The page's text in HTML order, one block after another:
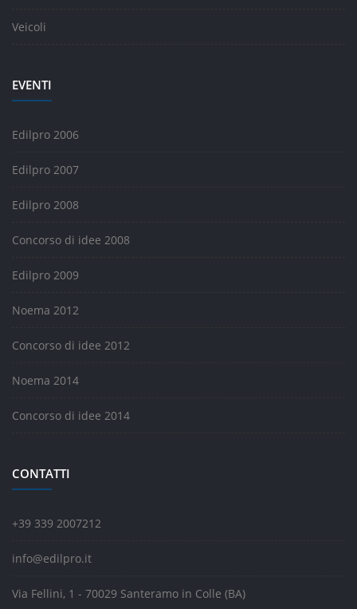
Veicoli
EVENTI
Edilpro 2006
Edilpro 2007
Edilpro 2008
Concorso di idee 2008
Edilpro 2009
Noema 2012
Concorso di idee 2012
Noema 2014
Concorso di idee 2014
CONTATTI
+39 339 2007212
info@edilpro.it
Via Fellini, 1 - 70029 Santeramo in Colle (BA)